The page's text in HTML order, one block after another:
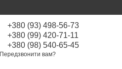
+380 (93) 498-56-73
+380 (99) 420-71-11
+380 (98) 540-65-45
Передзвонити вам?